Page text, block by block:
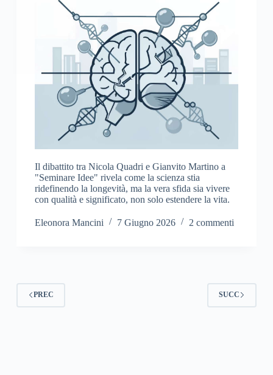
Il dibattito tra Nicola Quadri e Gianvito Martino a
"Seminare Idee" rivela come la scienza stia
ridefinendo la longevità, ma la vera sfida sia vivere
con qualità e significato, non solo estendere la vita.
Eleonora Mancini 7 Giugno 2026 2 commenti
PREC SUCC